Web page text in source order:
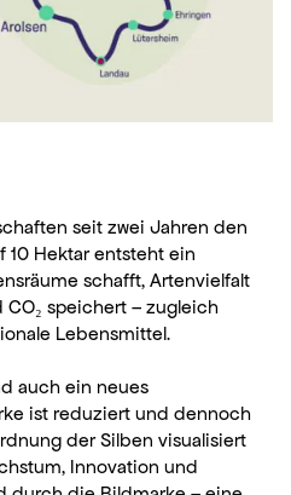
seit zwei Jahren den
10 Hektar entsteht ein
schafft, Artenvielfalt
speichert – zugleich
Lebensmittel.
auch ein neues
ist reduziert und dennoch
der Silben visualisiert
Innovation und